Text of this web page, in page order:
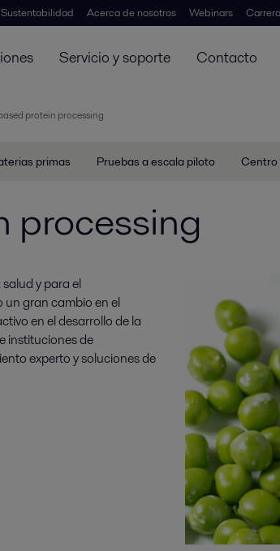
Sustentabilidad Acerca de nosotros Webinars Carrera
Servicio y soporte Contacto
protein processing
primas Pruebas a escala piloto Centro
processing
y para el
un gran cambio en el
en el desarrollo de la
instituciones de
experto y soluciones de